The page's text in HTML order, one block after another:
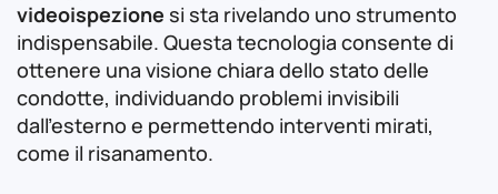
videoispezione si sta rivelando uno strumento
indispensabile. Questa tecnologia consente di
ottenere una visione chiara dello stato delle
condotte, individuando problemi invisibili
dall'esterno e permettendo interventi mirati,
come il risanamento.